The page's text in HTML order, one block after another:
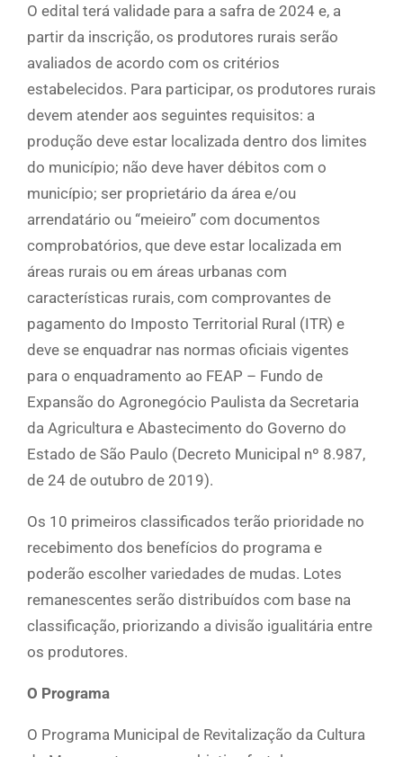
O edital terá validade para a safra de 2024 e, a
partir da inscrição, os produtores rurais serão
avaliados de acordo com os critérios
estabelecidos. Para participar, os produtores rurais
devem atender aos seguintes requisitos: a
produção deve estar localizada dentro dos limites
do município; não deve haver débitos com o
município; ser proprietário da área e/ou
arrendatário ou “meieiro” com documentos
comprobatórios, que deve estar localizada em
áreas rurais ou em áreas urbanas com
características rurais, com comprovantes de
pagamento do Imposto Territorial Rural (ITR) e
deve se enquadrar nas normas oficiais vigentes
para o enquadramento ao FEAP – Fundo de
Expansão do Agronegócio Paulista da Secretaria
da Agricultura e Abastecimento do Governo do
Estado de São Paulo (Decreto Municipal nº 8.987,
de 24 de outubro de 2019).
Os 10 primeiros classificados terão prioridade no
recebimento dos benefícios do programa e
poderão escolher variedades de mudas. Lotes
remanescentes serão distribuídos com base na
classificação, priorizando a divisão igualitária entre
os produtores.
O Programa
O Programa Municipal de Revitalização da Cultura